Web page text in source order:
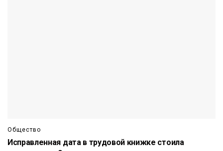
Общество
Исправленная дата в трудовой книжке стоила